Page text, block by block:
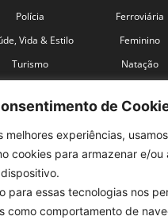
de
melhores experiências, usamos
cookies para armazenar e/ou
para essas tecnologias nos
como comportamento de
Polícia
Vida & Estilo
Turismo
Ferroviária
Feminino
Natação